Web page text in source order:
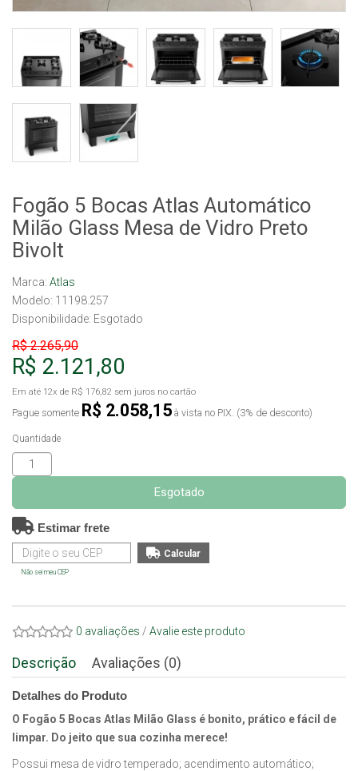
Fogão 5 Bocas Atlas Automático
Milão Glass Mesa de Vidro Preto
Bivolt
Marca: Atlas
Modelo: 11198.257
Disponibilidade: Esgotado
R$ 2.265,90
R$ 2.121,80
Em até 12x de R$ 176,82 sem juros no cartão
Pague somente R$ 2.058,15 à vista no PIX. (3% de desconto)
Quantidade
Esgotado
Estimar frete
Não sei meu CEP
0 avaliações / Avalie este produto
Descrição Avaliações (0)
Detalhes do Produto
O Fogão 5 Bocas Atlas Milão Glass é bonito, prático e fácil de
limpar. Do jeito que sua cozinha merece!
Possui mesa de vidro temperado; acendimento automático;